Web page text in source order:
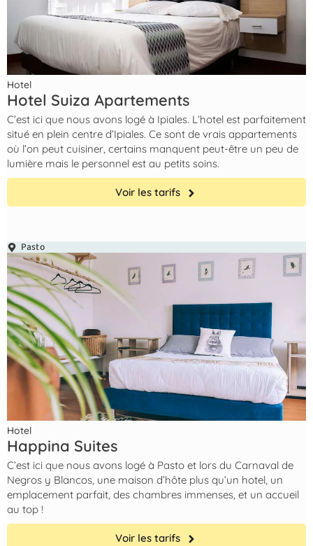
Hotel
Hotel Suiza Apartements
C’est ici que nous avons logé à Ipiales. L’hotel est parfaitement
situé en plein centre d’Ipiales. Ce sont de vrais appartements
où l’on peut cuisiner, certains manquent peut-être un peu de
lumière mais le personnel est au petits soins.
Voir les tarifs
Pasto
Hotel
Happina Suites
C’est ici que nous avons logé à Pasto et lors du Carnaval de
Negros y Blancos, une maison d’hôte plus qu’un hotel, un
emplacement parfait, des chambres immenses, et un accueil
au top !
Voir les tarifs